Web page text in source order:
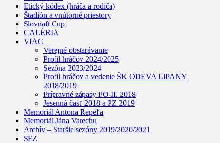
Etický kódex (hráča a rodiča)
Štadión a vnútorné priestory
Slovnaft Cup
GALÉRIA
VIAC
Verejné obstarávanie
Profil hráčov 2024/2025
Sezóna 2023/2024
Profil hráčov a vedenie ŠK ODEVA LIPANY
2018/2019
Prípravné zápasy PO-II. 2018
Jesenná časť 2018 a PZ 2019
Memoriál Antona Repeľa
Memoriál Jána Varechu
Archív – Staršie sezóny 2019/2020/2021
SFZ